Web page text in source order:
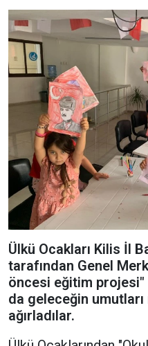
Ülkü Ocakları Kilis İl
tarafından Genel
öncesi eğitim
da geleceğin
ağırladılar.